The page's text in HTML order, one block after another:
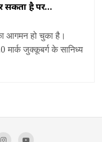
सकता है पर…
आगमन हो चुका है।
जुक्कूबर्ग के सानिध्य